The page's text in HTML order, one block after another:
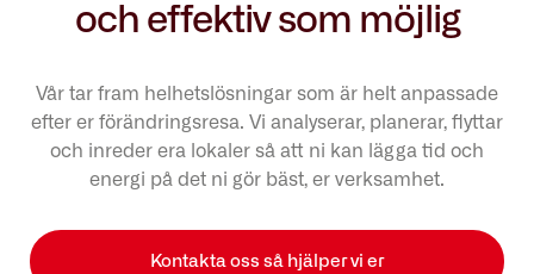
och effektiv som möjlig
Vår tar fram helhetslösningar som är helt anpassade
efter er förändringsresa. Vi analyserar, planerar, flyttar
och inreder era lokaler så att ni kan lägga tid och
energi på det ni gör bäst, er verksamhet.
Kontakta oss så hjälper vi er